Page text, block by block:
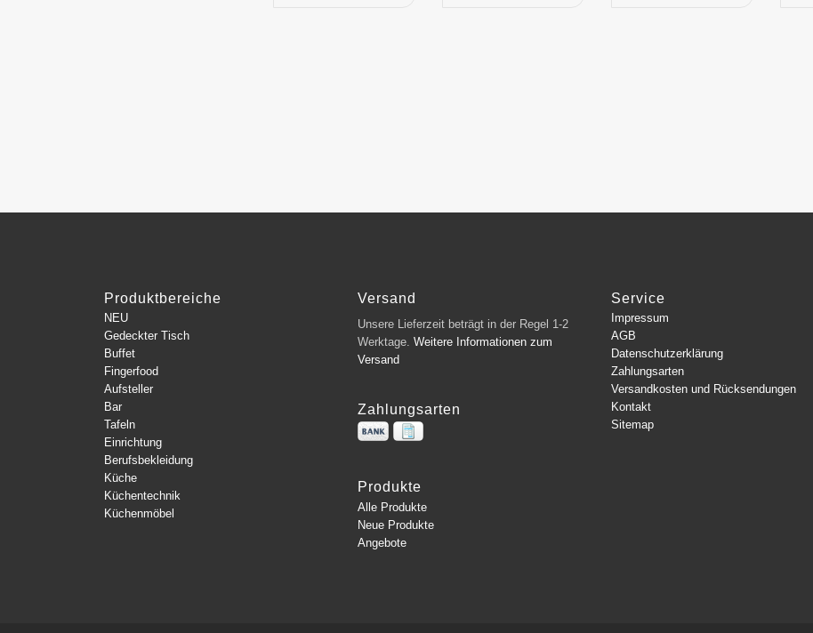
Produktbereiche
NEU
Gedeckter Tisch
Buffet
Fingerfood
Aufsteller
Bar
Tafeln
Einrichtung
Berufsbekleidung
Küche
Küchentechnik
Küchenmöbel
Versand
Unsere Lieferzeit beträgt in der Regel 1-2
Werktage. Weitere Informationen zum
Versand
Zahlungsarten
Produkte
Alle Produkte
Neue Produkte
Angebote
Service
Impressum
AGB
Datenschutzerklärung
Zahlungsarten
Versandkosten und Rücksendungen
Kontakt
Sitemap